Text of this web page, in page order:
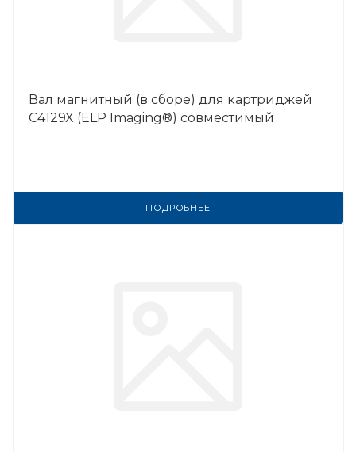
Вал магнитный (в сборе) для картриджей
C4129X (ELP Imaging®) совместимый
ПОДРОБНЕЕ